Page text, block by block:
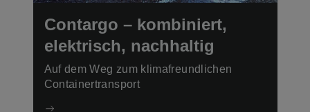
Contargo – kombiniert,
elektrisch, nachhaltig
Auf dem Weg zum klimafreundlichen
Containertransport